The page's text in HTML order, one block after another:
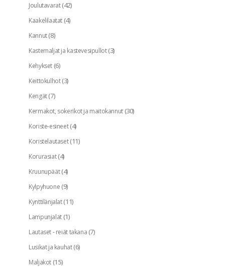
Joulutavarat(42)
Kaakelilaatat(4)
Kannut(8)
Kastemaljat ja kastevesipullot(3)
Kehykset(6)
Keittokulhot(3)
Kengät(7)
Kermakot, sokerikot ja maitokannut(30)
Koriste-esineet(4)
Koristelautaset(11)
Korurasiat(4)
Kruunupäät(4)
Kylpyhuone(9)
Kynttilänjalat(11)
Lampunjalat(1)
Lautaset - reiät takana(7)
Lusikat ja kauhat(6)
Maljakot(15)